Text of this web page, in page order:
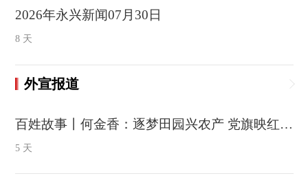
2026年永兴新闻07月30日
8 天
外宣报道
百姓故事丨何金香：逐梦田园兴农产 党旗映红致富路
5 天